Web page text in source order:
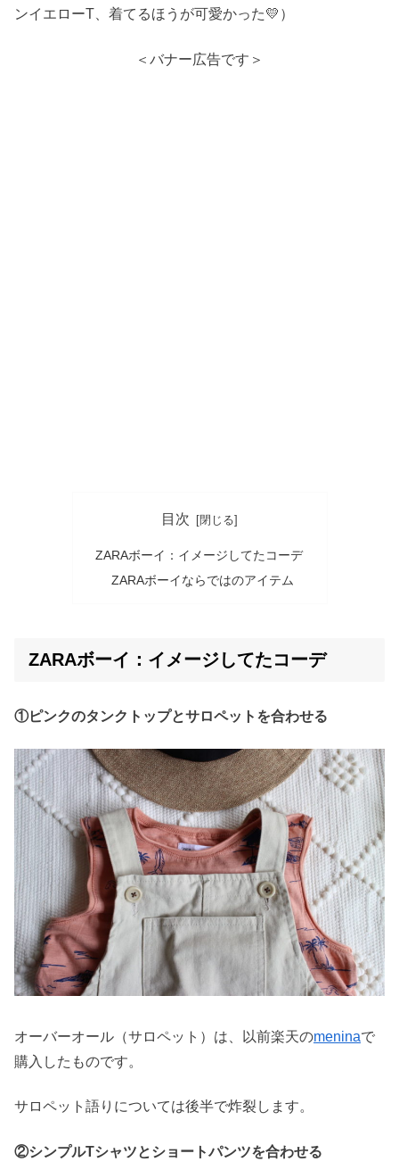
ンイエローT、着てるほうが可愛かった💛）
＜バナー広告です＞
目次
ZARAボーイ：イメージしてたコーデ
ZARAボーイならではのアイテム
ZARAボーイ：イメージしてたコーデ
①ピンクのタンクトップとサロペットを合わせる
オーバーオール（サロペット）は、以前楽天のmeninaで
購入したものです。
サロペット語りについては後半で炸裂します。
②シンプルTシャツとショートパンツを合わせる